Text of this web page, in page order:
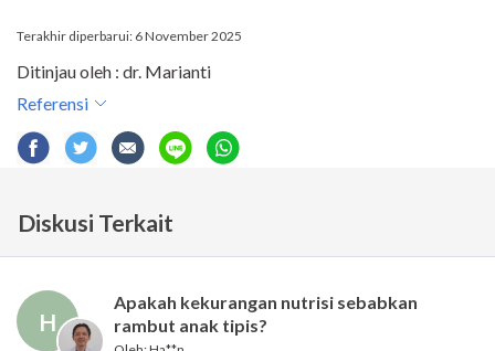
Terakhir diperbarui: 6 November 2025